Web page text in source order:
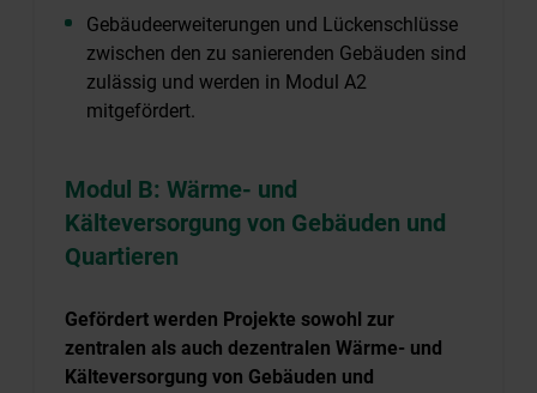
Gebäudeerweiterungen und Lückenschlüsse
zwischen den zu sanierenden Gebäuden sind
zulässig und werden in Modul A2
mitgefördert.
Modul B: Wärme- und
Kälteversorgung von Gebäuden und
Quartieren
Gefördert werden Projekte sowohl zur
zentralen als auch dezentralen Wärme- und
Kälteversorgung von Gebäuden und